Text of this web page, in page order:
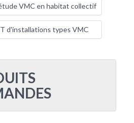
VMC en habitat collectif
d'installations types VMC